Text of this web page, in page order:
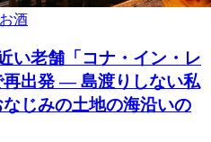
酒
い老舗「コナ・イン・レ
再出発 ― 島渡りしない私
じみの土地の海沿いの